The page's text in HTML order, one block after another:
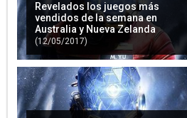
Revelados los juegos más
vendidos de la semana en
Australia y Nueva Zelanda
(12/05/2017)